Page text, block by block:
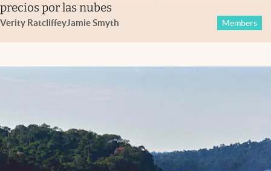
precios por las nubes
Verity RatcliffeyJamie Smyth Members